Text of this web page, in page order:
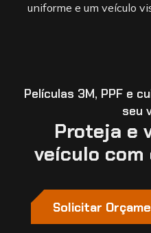
uniforme e um veículo
Películas 3M, PPF e
seu
Proteja e
veículo
Solicitar